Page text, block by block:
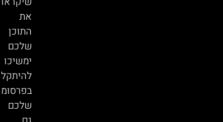
את
התוכן
שלכם
ימשיכו
להיתקל
שלכם